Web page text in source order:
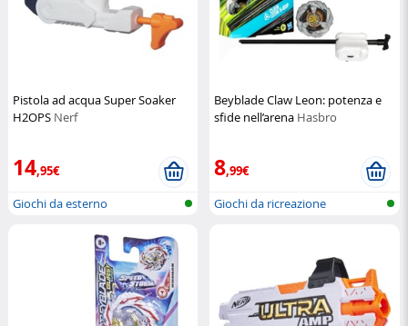
Pistola ad acqua Super Soaker
H2OPS Nerf
14,95€
Giochi da esterno
Beyblade Claw Leon: potenza e
sfide nell’arena Hasbro
8,99€
Giochi da ricreazione